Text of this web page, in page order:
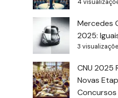
Mercedes
2025:
3
CNU 2025
Novas
Concursos